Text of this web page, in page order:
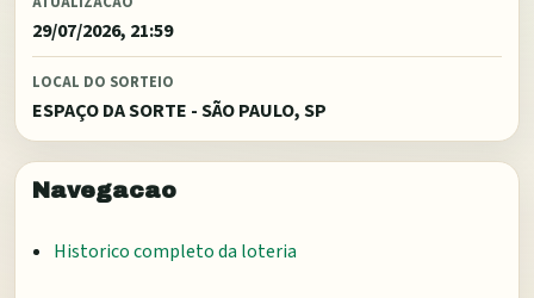
29/07/2026, 21:59
LOCAL DO SORTEIO
ESPAÇO DA SORTE - SÃO PAULO, SP
Navegacao
Historico completo da loteria